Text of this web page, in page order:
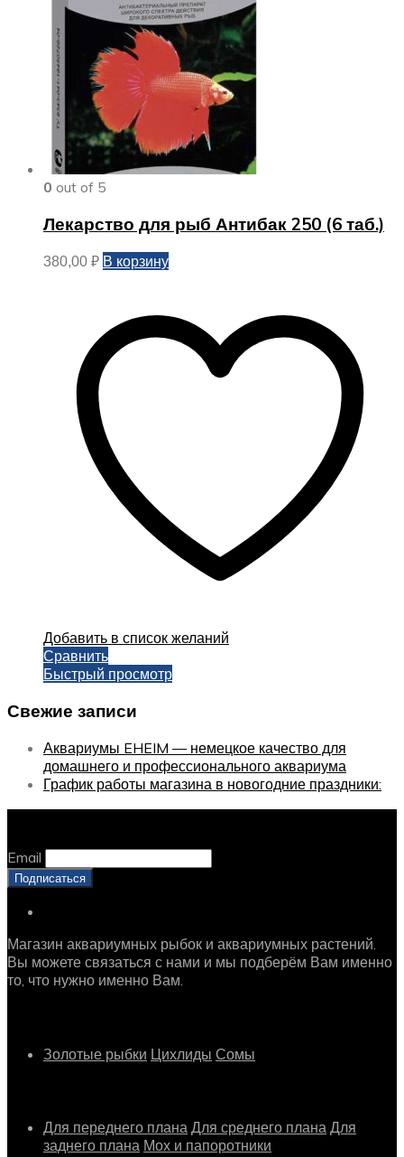
0 out of 5
Лекарство для рыб Антибак 250 (6 таб.)
380,00 ₽ В корзину
Добавить в список желаний
Сравнить
Быстрый просмотр
Свежие записи
Аквариумы EHEIM — немецкое качество для
домашнего и профессионального аквариума
График работы магазина в новогодние праздники:
Email
Магазин аквариумных рыбок и аквариумных растений.
Вы можете связаться с нами и мы подберём Вам именно
то, что нужно именно Вам.
Золотые рыбки Цихлиды Сомы
Для переднего плана Для среднего плана Для
заднего плана Мох и папоротники